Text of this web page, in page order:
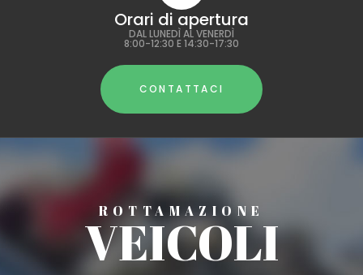
Orari di apertura
DAL LUNEDÌ AL VENERDÌ
8:00-12:30 E 14:30-17:30
CONTATTACI
ROTTAMAZIONE
VEICOLI